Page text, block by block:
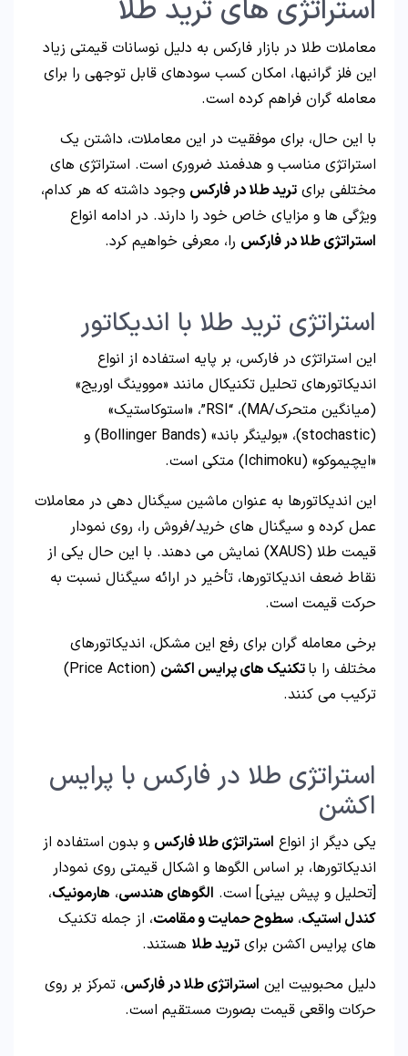
استراتژی های ترید طلا
معاملات طلا در بازار فارکس به دلیل نوسانات قیمتی زیاد
این فلز گرانبها، امکان کسب سودهای قابل توجهی را برای
معامله گران فراهم کرده است.
با این حال، برای موفقیت در این معاملات، داشتن یک
استراتژی مناسب و هدفمند ضروری است. استراتژی های
مختلفی برای ترید طلا در فارکس وجود داشته که هر کدام،
ویژگی ها و مزایای خاص خود را دارند. در ادامه انواع
استراتژی طلا در فارکس را، معرفی خواهیم کرد.
استراتژی ترید طلا با اندیکاتور
این استراتژی در فارکس، بر پایه استفاده از انواع
اندیکاتورهای تحلیل تکنیکال مانند «مووینگ اوریج»
(میانگین متحرک/MA)، “RSI”، «استوکاستیک»
(stochastic)، «بولینگر باند» (Bollinger Bands) و
«ایچیموکو» (Ichimoku) متکی است.
این اندیکاتورها به عنوان ماشین سیگنال دهی در معاملات
عمل کرده و سیگنال های خرید/فروش را، روی نمودار
قیمت طلا (XAUS) نمایش می دهند. با این حال یکی از
نقاط ضعف اندیکاتورها، تأخیر در ارائه سیگنال نسبت به
حرکت قیمت است.
برخی معامله گران برای رفع این مشکل، اندیکاتورهای
مختلف را باتکنیک های پرایس اکشن
(Price Action)
ترکیب می کنند.
استراتژی طلا در فارکس با پرایس
اکشن
یکی دیگر از انواع استراتژی طلا فارکس و بدون استفاده از
اندیکاتورها، بر اساس الگوها و اشکال قیمتی روی نمودار
[تحلیل و پیش بینی] است. الگوهای هندسی، هارمونیک،
کندل استیک، سطوح حمایت و مقامت، از جمله تکنیک
های پرایس اکشن برای ترید طلا هستند.
دلیل محبوبیت این استراتژی طلا در فارکس، تمرکز بر روی
حرکات واقعی قیمت بصورت مستقیم است.